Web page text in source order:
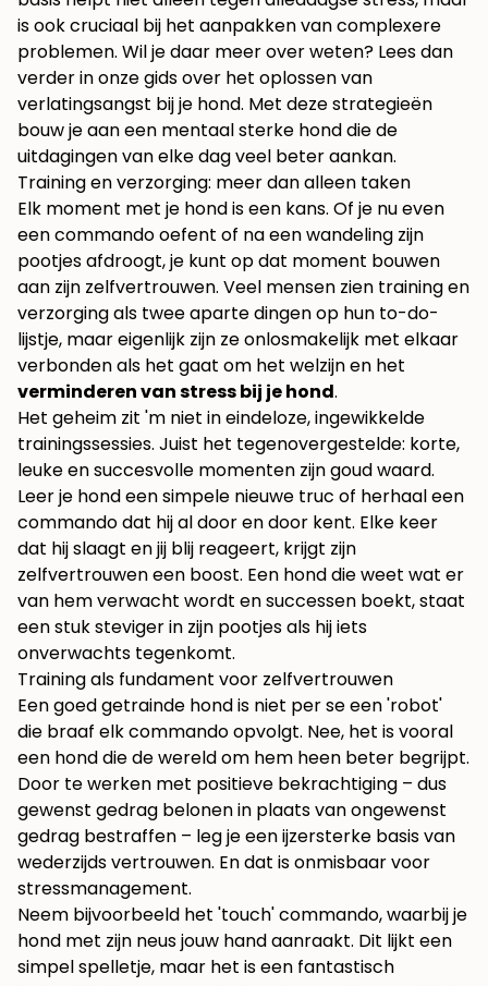
is ook cruciaal bij het aanpakken van complexere
problemen. Wil je daar meer over weten? Lees dan
verder in onze gids over het oplossen van
verlatingsangst bij je hond. Met deze strategieën
bouw je aan een mentaal sterke hond die de
uitdagingen van elke dag veel beter aankan.
Training en verzorging: meer dan alleen taken
Elk moment met je hond is een kans. Of je nu even
een commando oefent of na een wandeling zijn
pootjes afdroogt, je kunt op dat moment bouwen
aan zijn zelfvertrouwen. Veel mensen zien training en
verzorging als twee aparte dingen op hun to-do-
lijstje, maar eigenlijk zijn ze onlosmakelijk met elkaar
verbonden als het gaat om het welzijn en het
verminderen van stress bij je hond.
Het geheim zit 'm niet in eindeloze, ingewikkelde
trainingssessies. Juist het tegenovergestelde: korte,
leuke en succesvolle momenten zijn goud waard.
Leer je hond een simpele nieuwe truc of herhaal een
commando dat hij al door en door kent. Elke keer
dat hij slaagt en jij blij reageert, krijgt zijn
zelfvertrouwen een boost. Een hond die weet wat er
van hem verwacht wordt en successen boekt, staat
een stuk steviger in zijn pootjes als hij iets
onverwachts tegenkomt.
Training als fundament voor zelfvertrouwen
Een goed getrainde hond is niet per se een 'robot'
die braaf elk commando opvolgt. Nee, het is vooral
een hond die de wereld om hem heen beter begrijpt.
Door te werken met positieve bekrachtiging – dus
gewenst gedrag belonen in plaats van ongewenst
gedrag bestraffen – leg je een ijzersterke basis van
wederzijds vertrouwen. En dat is onmisbaar voor
stressmanagement.
Neem bijvoorbeeld het 'touch' commando, waarbij je
hond met zijn neus jouw hand aanraakt. Dit lijkt een
simpel spelletje, maar het is een fantastisch